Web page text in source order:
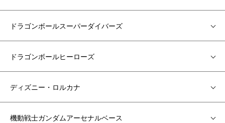
ドラゴンボールスーパーダイバーズ
ドラゴンボールヒーローズ
ディズニー・ロルカナ
機動戦士ガンダムアーセナルベース